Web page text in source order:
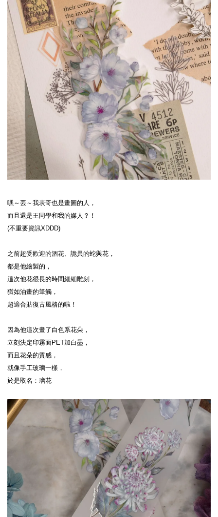
嘿～丟～我表哥也是畫圖的人，
而且還是王同學和我的媒人？！
(不重要資訊XDDD)
之前超受歡迎的涸花、詭異的蛇與花，
都是他繪製的，
這次他花很長的時間細細雕刻，
猶如油畫的筆觸，
超適合貼復古風格的啦！
因為他這次畫了白色系花朵，
立刻決定印霧面PET加白墨，
而且花朵的質感，
就像手工玻璃一樣，
於是取名：璃花